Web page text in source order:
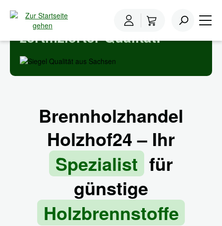
springen
Holzbrennstoffe in
zertifizierter Qualität!
Brennholzhandel
Holzhof24 – Ihr
Spezialist für
günstige
Holzbrennstoffe